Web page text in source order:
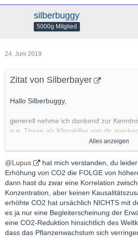
silberbuggy
5000g Mitglied
24. Juni 2019
Zitat von Silberbayer
Hallo Silberbuggy,
generell nehme ich dankend zur
o.g. These als Klimakiller von dir
Inwieweit eine zunehmende
CO2 Anteile in der Atmosphäre bewirkt
exponentiell gestiegene Freisetzung
Verbrennung fossiler Brennstoffe von
kausal für die Erderwärmung
100%-ig beantworten.
.....
Gruß
SIlberbayer
Alles anzeigen
@Lupus
hat mich verstanden, du
Erhöhung von CO2 die FOLGE von
dann hast du zwar eine Korrelation
Konzentration, aber keinen
erhöhte CO2 hat ursächlich NICHTS mit
es ja nur eine Begleiterscheinung der
eine CO2-Reduktion hinsichtlich des
dass das Pflanzenwachstum sich